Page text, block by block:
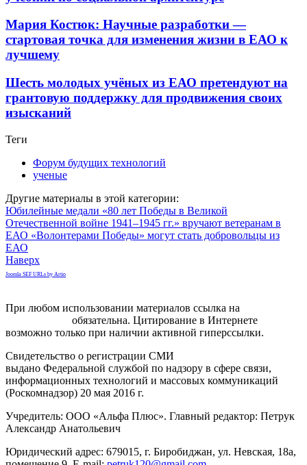
Мария Костюк: Научные разработки —
стартовая точка для изменения жизни в ЕАО к
лучшему
Шесть молодых учёных из ЕАО претендуют на
грантовую поддержку для продвижения своих
изысканий
Теги
Форум будущих технологий
ученые
Другие материалы в этой категории:
Юбилейные медали «80 лет Победы в Великой
Отечественной войне 1941–1945 гг.» вручают ветеранам в
ЕАО «Волонтерами Победы» могут стать добровольцы из
ЕАО
Наверх
Joomla SEF URLs by Artio
При любом использовании материалов ссылка на
обязательна. Цитирование в Интернете
возможно только при наличии активной гиперссылки.
Свидетельство о регистрации СМИ
выдано Федеральной службой по надзору в сфере связи,
информационных технологий и массовых коммуникаций
(Роскомнадзор) 20 мая 2016 г.
Учредитель: ООО «Альфа Плюс». Главный редактор: Петрук
Александр Анатольевич
Юридический адрес: 679015, г. Биробиджан, ул. Невская, 18а,